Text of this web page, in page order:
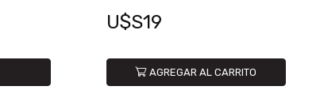
U$S19
AGREGAR AL CARRITO